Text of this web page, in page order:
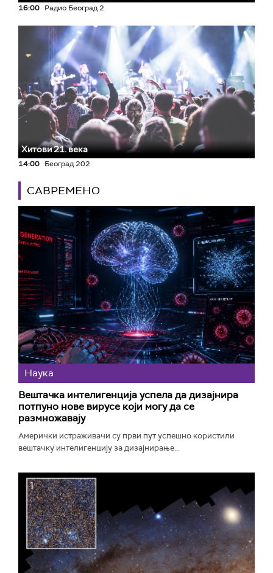
16:00 Радио Београд 2
Хитови 21. века
14:00 Београд 202
САВРЕМЕНО
Наука
Вештачка интелигенција успела да дизајнира
потпуно нове вирусе који могу да се
размножавају
Амерички истраживачи су први пут успешно користили
вештачку интелигенцију за дизајнирање...